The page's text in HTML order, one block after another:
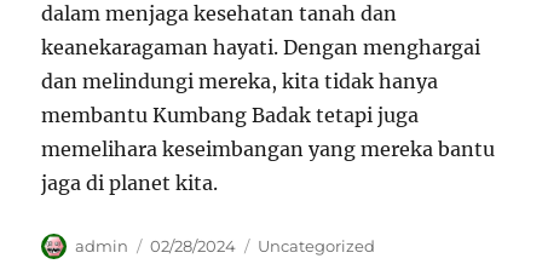
dalam menjaga kesehatan tanah dan
keanekaragaman hayati. Dengan menghargai
dan melindungi mereka, kita tidak hanya
membantu Kumbang Badak tetapi juga
memelihara keseimbangan yang mereka bantu
jaga di planet kita.
Author
admin
Posted
02/28/2024 Categories
Uncategorized